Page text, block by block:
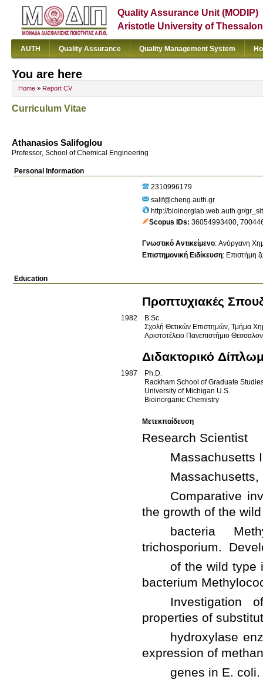
Quality Assurance Unit (MODIP)
Aristotle University of
AUTH Quality Assurance Quality Management System
You are here
Home » Report CV
Curriculum Vitae
Athanasios Salifoglou
Professor, School of Chemical Engineering
Personal Information
2310996179
salif@cheng.auth.gr
http://bioinorglab.web.auth.gr/
Scopus IDs 36054993400,
Γνωστικό Αντικείμενο: Ανόργανη
Επιστημονική Ειδίκευση: Επιστήμη
Education
Προπτυχιακές
1982
B.Sc.
Σχολή Θετικών Επιστημών, Τμήμα
Αριστοτέλειο Πανεπιστήμιο
Διδακτορικό
1987
Ph.D.
Rackham School of Graduate
University of Michigan U.S.
Bioinorganic Chemistry
Μετεκπαίδευση
Comparative
bacteria
of the wild type
Investigation of
hydroxylase